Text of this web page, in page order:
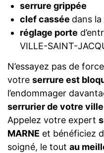
serrure grippée
clef cassée dans
réglage porte
VILLE-SAINT-
N’essayez pas de
votre serrure est
l’endommager
serrurier de votre ville
Appelez votre expert
MARNE et bénéficiez
soigné, le tout au